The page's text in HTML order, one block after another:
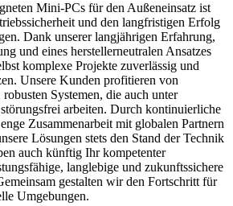
Mini-PCs für den Außeneinsatz ist
und den langfristigen Erfolg
Dank unserer langjährigen Erfahrung,
und eines herstellerneutralen Ansatzes
komplexe Projekte zuverlässig und
Unsere Kunden profitieren von
Systemen, die auch unter
arbeiten. Durch kontinuierliche
Zusammenarbeit mit globalen Partnern
Lösungen stets den Stand der Technik
auch künftig Ihr kompetenter
langlebige und zukunftssichere
gestalten wir den Fortschritt für
Umgebungen.